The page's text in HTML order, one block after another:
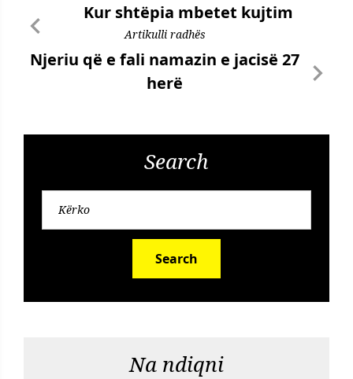
Kur shtëpia mbetet kujtim
Artikulli radhës
Njeriu që e fali namazin e jacisë 27
herë
Search
Search
Na ndiqni